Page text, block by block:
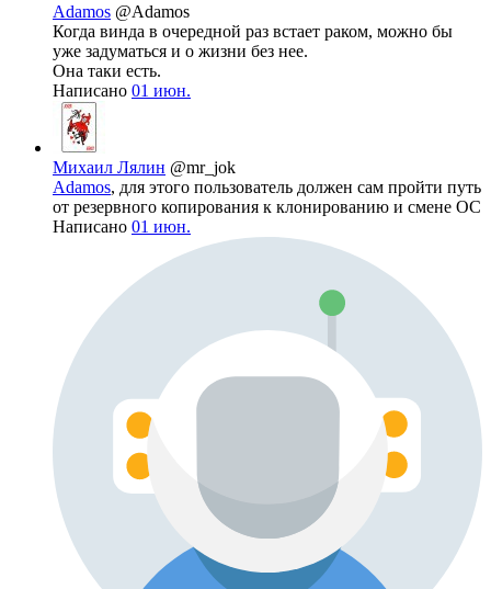
Adamos @Adamos
Когда винда в очередной раз встает раком, можно бы
уже задуматься и о жизни без нее.
Она таки есть.
Написано 01 июн.
Михаил Лялин @mr_jok
Adamos, для этого пользователь должен сам пройти путь
от резервного копирования к клонированию и смене ОС
Написано 01 июн.